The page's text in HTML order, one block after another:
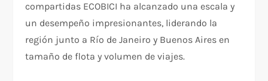
compartidas ECOBICI ha alcanzado una escala y
un desempeño impresionantes, liderando la
región junto a Río de Janeiro y Buenos Aires en
tamaño de flota y volumen de viajes.